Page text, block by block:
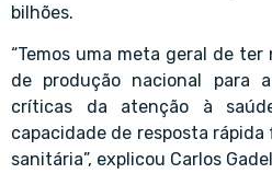
bilhões.
“Temos uma meta geral de ter
de produção nacional para
críticas da atenção à
capacidade de resposta
sanitária”, explicou Carlos